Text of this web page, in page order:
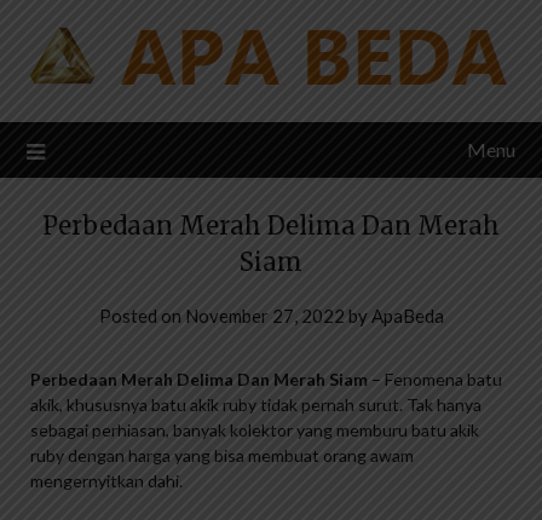
content
Menu
Perbedaan Merah Delima Dan Merah
Siam
Posted on November 27, 2022 byApaBeda
Perbedaan Merah Delima Dan Merah Siam – Fenomena batu
akik, khususnya batu akik ruby ​​tidak pernah surut. Tak hanya
sebagai perhiasan, banyak kolektor yang memburu batu akik
ruby ​​dengan harga yang bisa membuat orang awam
mengernyitkan dahi.